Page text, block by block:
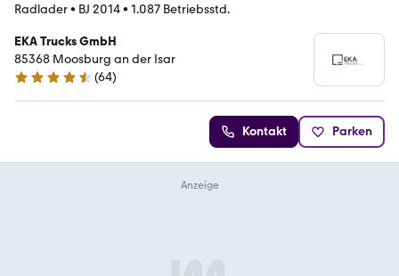
Radlader• BJ 2014• 1.087 Betriebsstd.
EKA Trucks GmbH
85368 Moosburg an der Isar
4.5 Sterne
(64)
Kontakt Parken